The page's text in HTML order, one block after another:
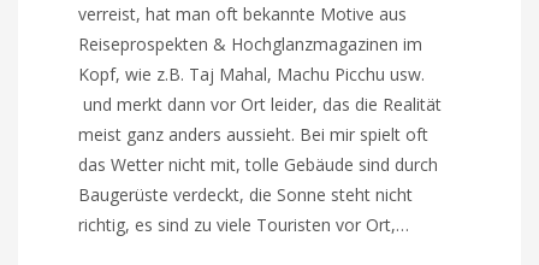
verreist, hat man oft bekannte Motive aus
Reiseprospekten & Hochglanzmagazinen im
Kopf, wie z.B. Taj Mahal, Machu Picchu usw.
und merkt dann vor Ort leider, das die Realität
meist ganz anders aussieht. Bei mir spielt oft
das Wetter nicht mit, tolle Gebäude sind durch
Baugerüste verdeckt, die Sonne steht nicht
richtig, es sind zu viele Touristen vor Ort,…